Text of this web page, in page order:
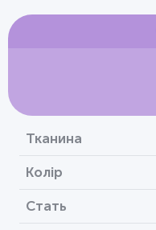
Тканина
Колір
Стать